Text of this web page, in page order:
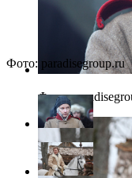
Фото:
Фото: paradisegroup.ru